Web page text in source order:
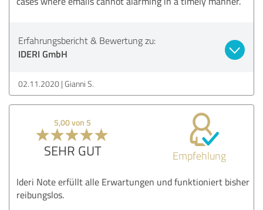
Erfahrungsbericht & Bewertung zu:
IDERI GmbH
02.11.2020 Gianni S.
5,00 von 5
SEHR GUT Empfehlung
Ideri Note erfüllt alle Erwartungen und funktioniert bisher
reibungslos.